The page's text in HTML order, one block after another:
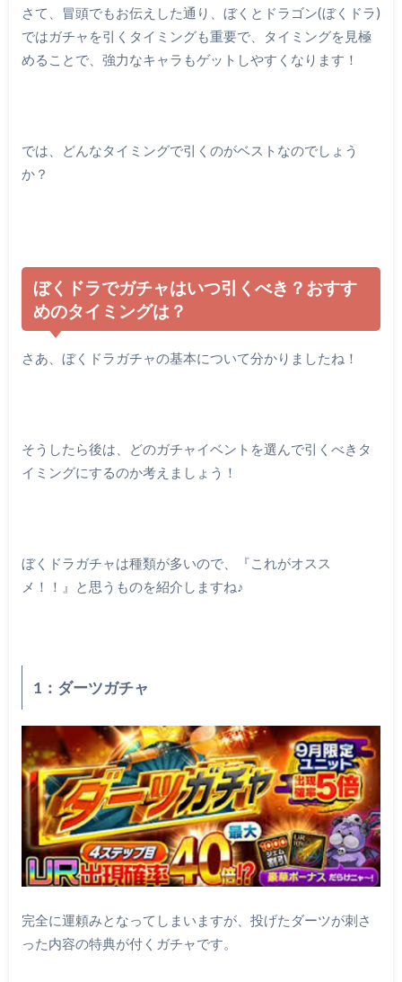
さて、冒頭でもお伝えした通り、ぼくとドラゴン(ぼくドラ)
ではガチャを引くタイミングも重要で、タイミングを見極
めることで、強力なキャラもゲットしやすくなります！
では、どんなタイミングで引くのがベストなのでしょう
か？
ぼくドラでガチャはいつ引くべき？おすす
めのタイミングは？
さあ、ぼくドラガチャの基本について分かりましたね！
そうしたら後は、どのガチャイベントを選んで引くべきタ
イミングにするのか考えましょう！
ぼくドラガチャは種類が多いので、『これがオスス
メ！！』と思うものを紹介しますね♪
1：ダーツガチャ
完全に運頼みとなってしまいますが、投げたダーツが刺さ
った内容の特典が付くガチャです。